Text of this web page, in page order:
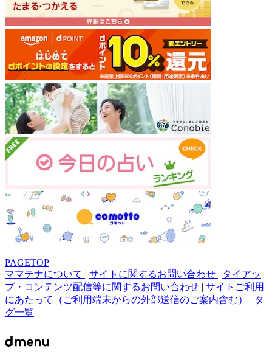
PAGETOP
ママテナについて | サイトに関するお問い合わせ | タイアッ
プ・コンテンツ配信等に関するお問い合わせ | サイトご利用
にあたって（ご利用端末からの外部送信のご案内含む） | タ
グ一覧